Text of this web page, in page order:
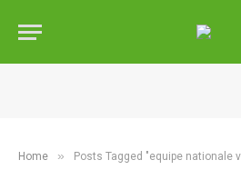
Home » Posts Tagged "equipe nationale